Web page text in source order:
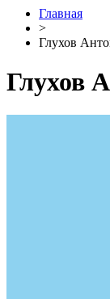
Главная
>
Глухов
Глухов